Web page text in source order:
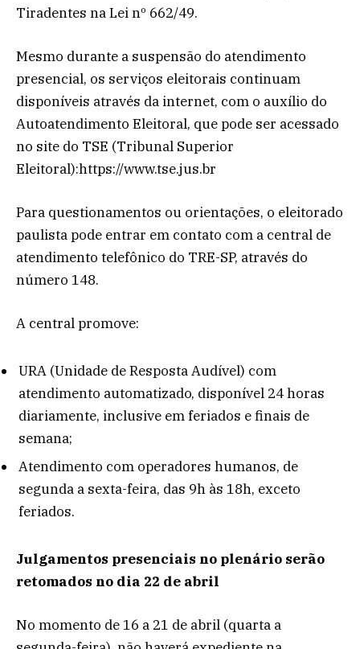
Tiradentes na Lei nº 662/49.
Mesmo durante a suspensão do atendimento
presencial, os serviços eleitorais continuam
disponíveis através da internet, com o auxílio do
Autoatendimento Eleitoral, que pode ser acessado
no site do TSE (Tribunal Superior
Eleitoral):https://www.tse.jus.br
Para questionamentos ou orientações, o eleitorado
paulista pode entrar em contato com a central de
atendimento telefônico do TRE-SP, através do
número 148.
A central promove:
URA (Unidade de Resposta Audível) com
atendimento automatizado, disponível 24 horas
diariamente, inclusive em feriados e finais de
semana;
Atendimento com operadores humanos, de
segunda a sexta-feira, das 9h às 18h, exceto
feriados.
Julgamentos presenciais no plenário serão
retomados no dia 22 de abril
No momento de 16 a 21 de abril (quarta a